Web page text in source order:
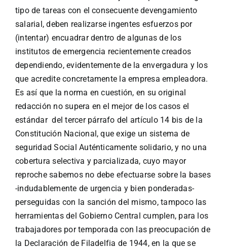
tipo de tareas con el consecuente devengamiento
salarial, deben realizarse ingentes esfuerzos por
(intentar) encuadrar dentro de algunas de los
institutos de emergencia recientemente creados
dependiendo, evidentemente de la envergadura y los
que acredite concretamente la empresa empleadora.
Es así que la norma en cuestión, en su original
redacción no supera en el mejor de los casos el
estándar del tercer párrafo del artículo 14 bis de la
Constitución Nacional, que exige un sistema de
seguridad Social Auténticamente solidario, y no una
cobertura selectiva y parcializada, cuyo mayor
reproche sabemos no debe efectuarse sobre la bases
-indudablemente de urgencia y bien ponderadas-
perseguidas con la sanción del mismo, tampoco las
herramientas del Gobierno Central cumplen, para los
trabajadores por temporada con las preocupación de
la Declaración de Filadelfia de 1944, en la que se